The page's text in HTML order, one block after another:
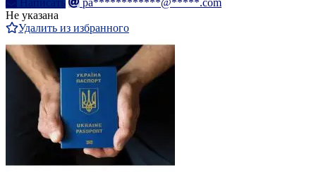
Написать
pa************@*****.com
Не указана
Удалить из избранного